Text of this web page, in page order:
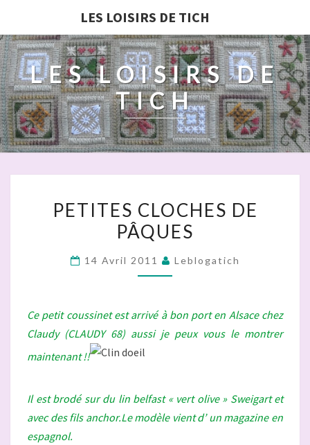
LES LOISIRS DE TICH
LES LOISIRS DE
TICH
CLOCHES
DE
PETITES CLOCHES DE
PÂQUES
14 Avril 2011 Leblogatich
Ce petit coussinet est arrivé à bon port en Alsace chez
Claudy (CLAUDY 68) aussi je peux vous le montrer
maintenant !!
Il est brodé sur du lin belfast « vert olive » Sweigart et
avec des fils anchor.Le modèle vient d’ un magazine en
espagnol.